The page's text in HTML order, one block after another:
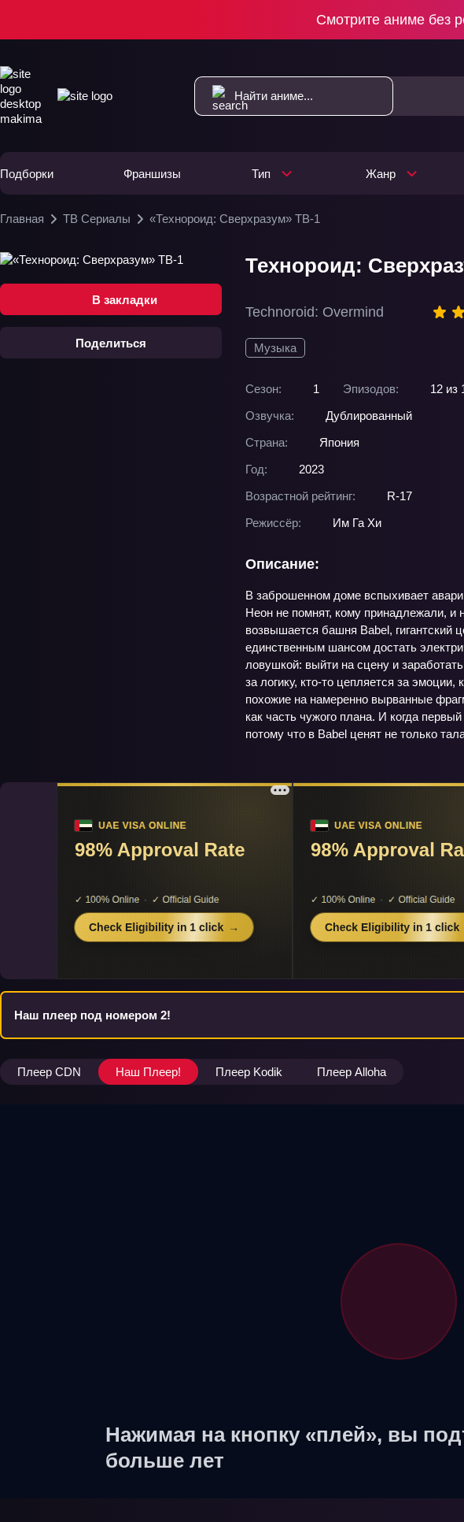
Смотрите аниме без
Подборки Франшизы Тип Жанр
Главная ТВ Сериалы «Технороид: Сверхразум» ТВ-1
В закладки
Поделиться
Технороид:
Technoroid: Overmind
Музыка
Сезон: 1 Эпизодов:
12 из
Озвучка:
Дублированный
Страна:
Япония
Год:
2023
Возрастной рейтинг:
R-17
Режиссёр:
Им Га Хи
Описание:
В заброшенном доме вспыхивает
Неон не помнят, кому принадлежали, и
возвышается башня Babel, гигантский
единственным шансом достать
ловушкой: выйти на сцену и
за логику, кто-то цепляется за
похожие на намеренно вырванные
как часть чужого плана. И когда
потому что в Babel ценят не только
Наш плеер под номером 2!
Плеер CDN Наш Плеер! Плеер Kodik Плеер Alloha
Нажимая на кнопку «плей», вы
больше лет